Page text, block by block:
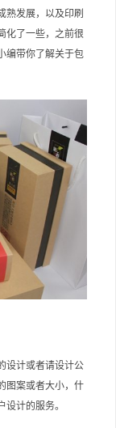
熟发展，以及印刷
化了一些，之前很
编带你了解关于包
设计或者请设计公
图案或者大小，什
计的服务。